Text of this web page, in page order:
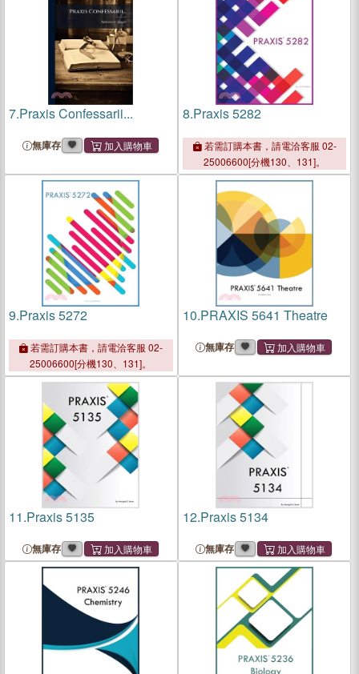
7.Praxis Confessarii...
無庫存
8.Praxis 5282
若需訂購本書，請電洽客服 02-
25006600[分機130、131]。
9.Praxis 5272
若需訂購本書，請電洽客服 02-
25006600[分機130、131]。
10.PRAXIS 5641 Theatre
無庫存
11.Praxis 5135
無庫存
12.Praxis 5134
無庫存